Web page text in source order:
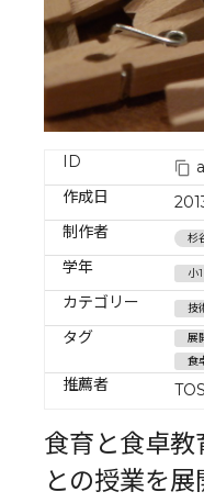
ID
作成日
制作者
杉
学年 小1
カテゴリー 技
タグ 展
食
推薦者
食育と食卓
との授業を展